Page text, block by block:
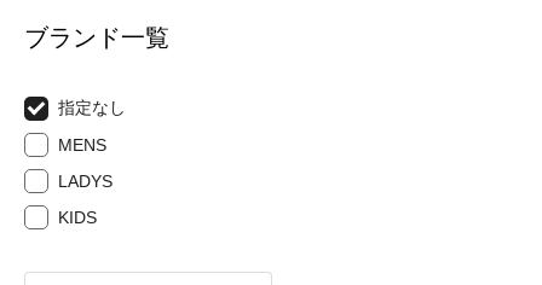
ブランド一覧
指定なし
MENS
LADYS
KIDS